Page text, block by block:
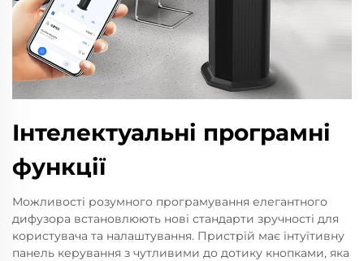
Інтелектуальні програмні
функції
Можливості розумного програмування елегантного
дифузора встановлюють нові стандарти зручності для
користувача та налаштування. Пристрій має інтуїтивну
панель керування з чутливими до дотику кнопками, яка